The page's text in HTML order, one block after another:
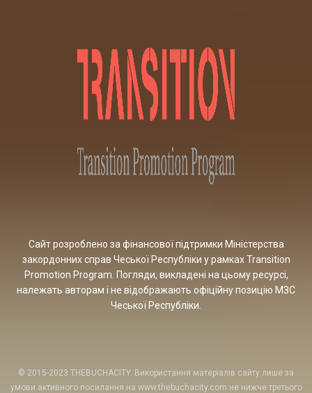
Сайт розроблено за фінансової підтримки Міністерства
закордонних справ Чеської Республіки у рамках Transition
Promotion Program. Погляди, викладені на цьому ресурсі,
належать авторам і не відображають офіційну позицію МЗС
Чеської Республіки.
© 2015-2023 THEBUCHACITY. Використання матеріалів сайту лише за
умови активного посилання на www.thebuchacity.com не нижче третього